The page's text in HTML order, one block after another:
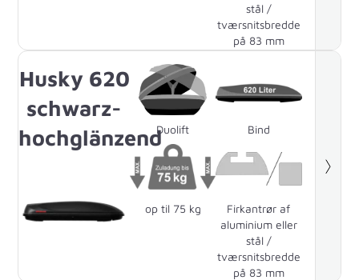
stål /
tværsnitsbredde
på 83 mm
Husky 620
schwarz-
hochglänzendDuolift Bind
op til 75 kg
Firkantrør af
aluminium eller
stål /
tværsnitsbredde
på 83 mm